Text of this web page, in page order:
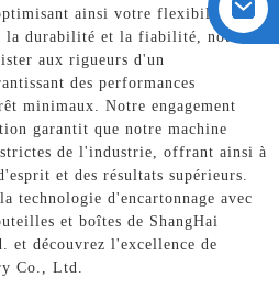
ainsi votre flexibilité et
la durabilité et la fiabilité, notre
aux rigueurs d'un
des performances
minimaux. Notre engagement
garantit que notre machine
de l'industrie, offrant ainsi à
et des résultats supérieurs.
technologie d'encartonnage avec
et boîtes de ShangHai
et découvrez l'excellence de
Co., Ltd.